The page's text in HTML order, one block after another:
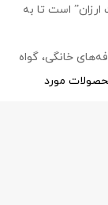
ارزان” است تا به
خانگی، گواه
مورد